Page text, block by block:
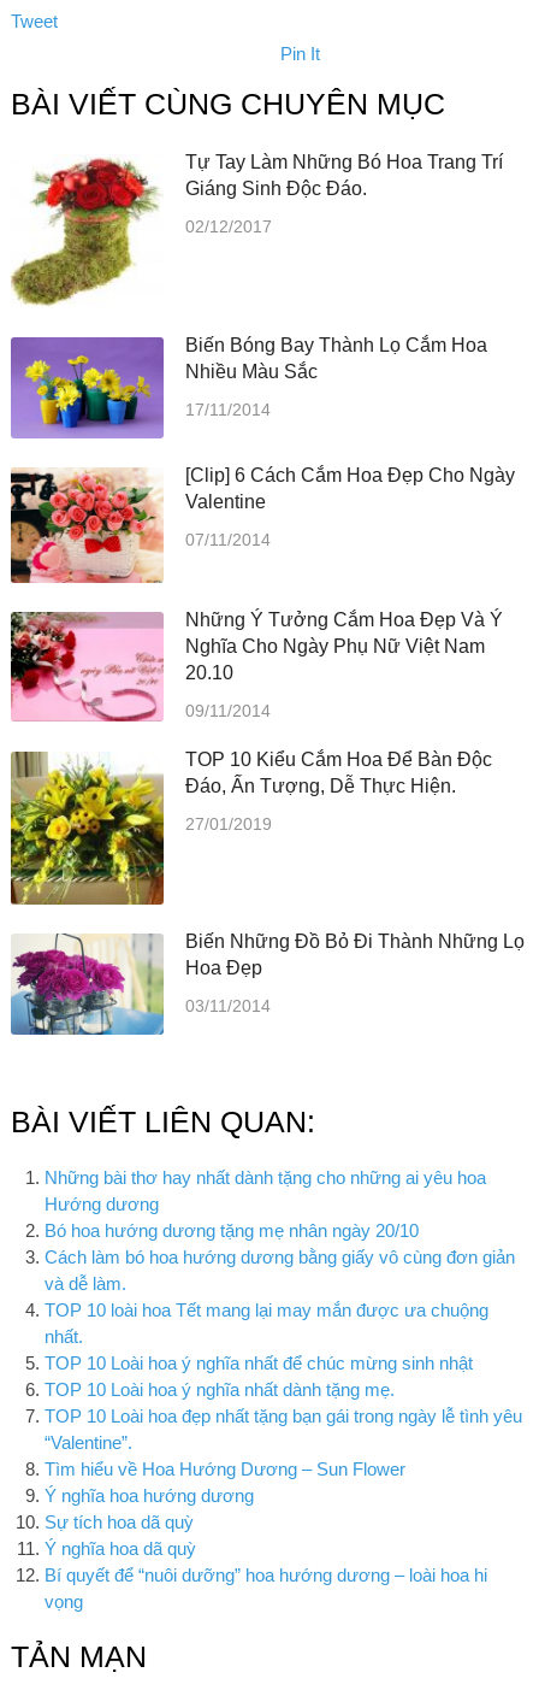
Tweet
Pin It
BÀI VIẾT CÙNG CHUYÊN MỤC
Tự Tay Làm Những Bó Hoa Trang Trí
Giáng Sinh Độc Đáo.
02/12/2017
Biến Bóng Bay Thành Lọ Cắm Hoa
Nhiều Màu Sắc
17/11/2014
[Clip] 6 Cách Cắm Hoa Đẹp Cho Ngày
Valentine
07/11/2014
Những Ý Tưởng Cắm Hoa Đẹp Và Ý
Nghĩa Cho Ngày Phụ Nữ Việt Nam
20.10
09/11/2014
TOP 10 Kiểu Cắm Hoa Để Bàn Độc
Đáo, Ấn Tượng, Dễ Thực Hiện.
27/01/2019
Biến Những Đồ Bỏ Đi Thành Những Lọ
Hoa Đẹp
03/11/2014
BÀI VIẾT LIÊN QUAN:
Những bài thơ hay nhất dành tặng cho những ai yêu hoa
Hướng dương
Bó hoa hướng dương tặng mẹ nhân ngày 20/10
Cách làm bó hoa hướng dương bằng giấy vô cùng đơn giản
và dễ làm.
TOP 10 loài hoa Tết mang lại may mắn được ưa chuộng
nhất.
TOP 10 Loài hoa ý nghĩa nhất để chúc mừng sinh nhật
TOP 10 Loài hoa ý nghĩa nhất dành tặng mẹ.
TOP 10 Loài hoa đẹp nhất tặng bạn gái trong ngày lễ tình yêu
“Valentine”.
Tìm hiểu về Hoa Hướng Dương – Sun Flower
Ý nghĩa hoa hướng dương
Sự tích hoa dã quỳ
Ý nghĩa hoa dã quỳ
Bí quyết để “nuôi dưỡng” hoa hướng dương – loài hoa hi
vọng
TẢN MẠN